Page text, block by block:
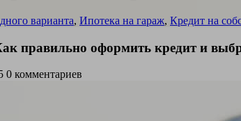
варианта, Ипотека на гараж, Кредит на
правильно оформить кредит и
0 комментариев